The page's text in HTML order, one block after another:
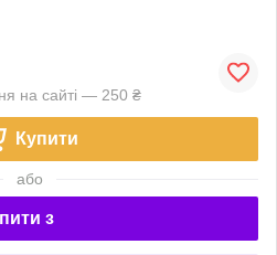
на сайті — 250 ₴
Купити
або
з